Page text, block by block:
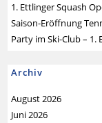
1. Ettlinger Squash
Saison-Eröffnung
Party im Ski-Club – 1.
Archiv
August 2026
Juni 2026